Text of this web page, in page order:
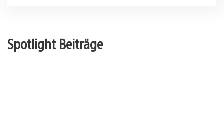
Spotlight Beiträge